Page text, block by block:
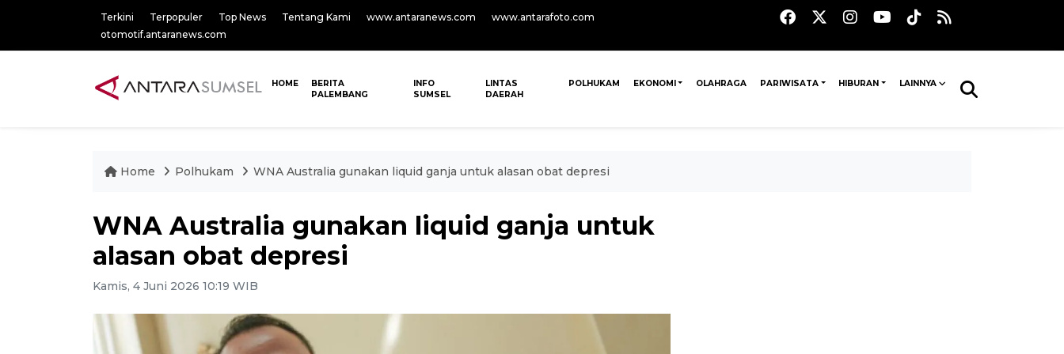
Terkini Terpopuler Top News Tentang Kami www.antaranews.com
www.antarafoto.com
otomotif.antaranews.com
HOME
BERITA
PALEMBANG
INFO
SUMSEL
LINTAS
DAERAH
POLHUKAM EKONOMI OLAHRAGA PARIWISATA HIBURAN LAINNYA
Home Polhukam WNA Australia gunakan liquid ganja untuk alasan obat depresi
WNA Australia gunakan liquid ganja untuk
alasan obat depresi
Kamis, 4 Juni 2026 10:19 WIB